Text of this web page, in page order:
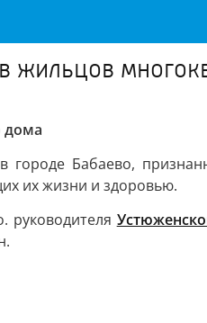
жильцов
дома
Бабаево,
их жизни и здоровью.
руководителя